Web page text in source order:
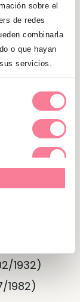
sobre el
de redes
combinarla
o que hayan
servicios.
e
círculo
1932)
1982)